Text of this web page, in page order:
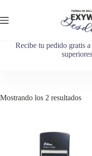
Recibe tu pedido gratis
Mostrando los 2 resultados